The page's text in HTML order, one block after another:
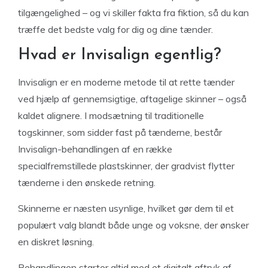
tilgængelighed – og vi skiller fakta fra fiktion, så du kan
træffe det bedste valg for dig og dine tænder.
Hvad er Invisalign egentlig?
Invisalign er en moderne metode til at rette tænder
ved hjælp af gennemsigtige, aftagelige skinner – også
kaldet alignere. I modsætning til traditionelle
togskinner, som sidder fast på tænderne, består
Invisalign-behandlingen af en række
specialfremstillede plastskinner, der gradvist flytter
tænderne i den ønskede retning.
Skinnerne er næsten usynlige, hvilket gør dem til et
populært valg blandt både unge og voksne, der ønsker
en diskret løsning.